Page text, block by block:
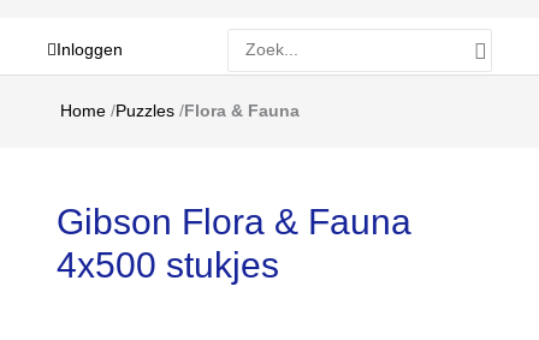
Inloggen
naar:
Home /Puzzles / Flora & Fauna
Gibson Flora & Fauna
4x500 stukjes